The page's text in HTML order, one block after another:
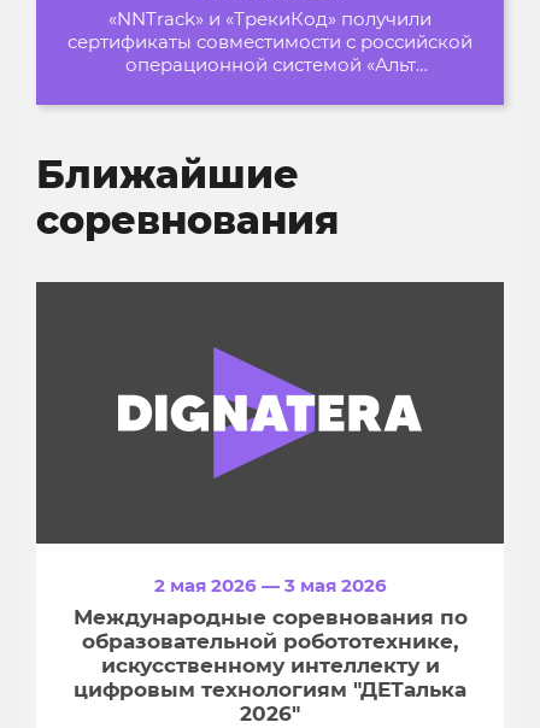
«NNTrack» и «ТрекиКод» получили
сертификаты совместимости с российской
операционной системой «Альт
Ближайшие
соревнования
2 мая 2026 — 3 мая 2026
Международные соревнования по
образовательной робототехнике,
искусственному интеллекту и
цифровым технологиям "ДЕТалька
2026"